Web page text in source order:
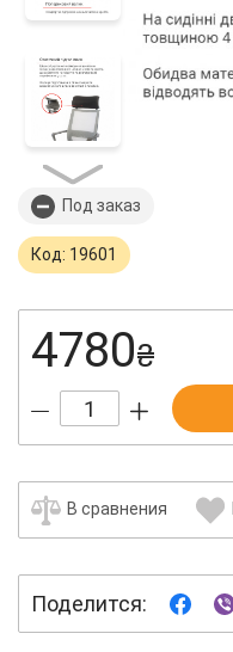
Под заказ
Код: 19601
4780₴
В сравнения
Поделится: